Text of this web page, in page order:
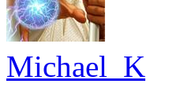
Michael_K